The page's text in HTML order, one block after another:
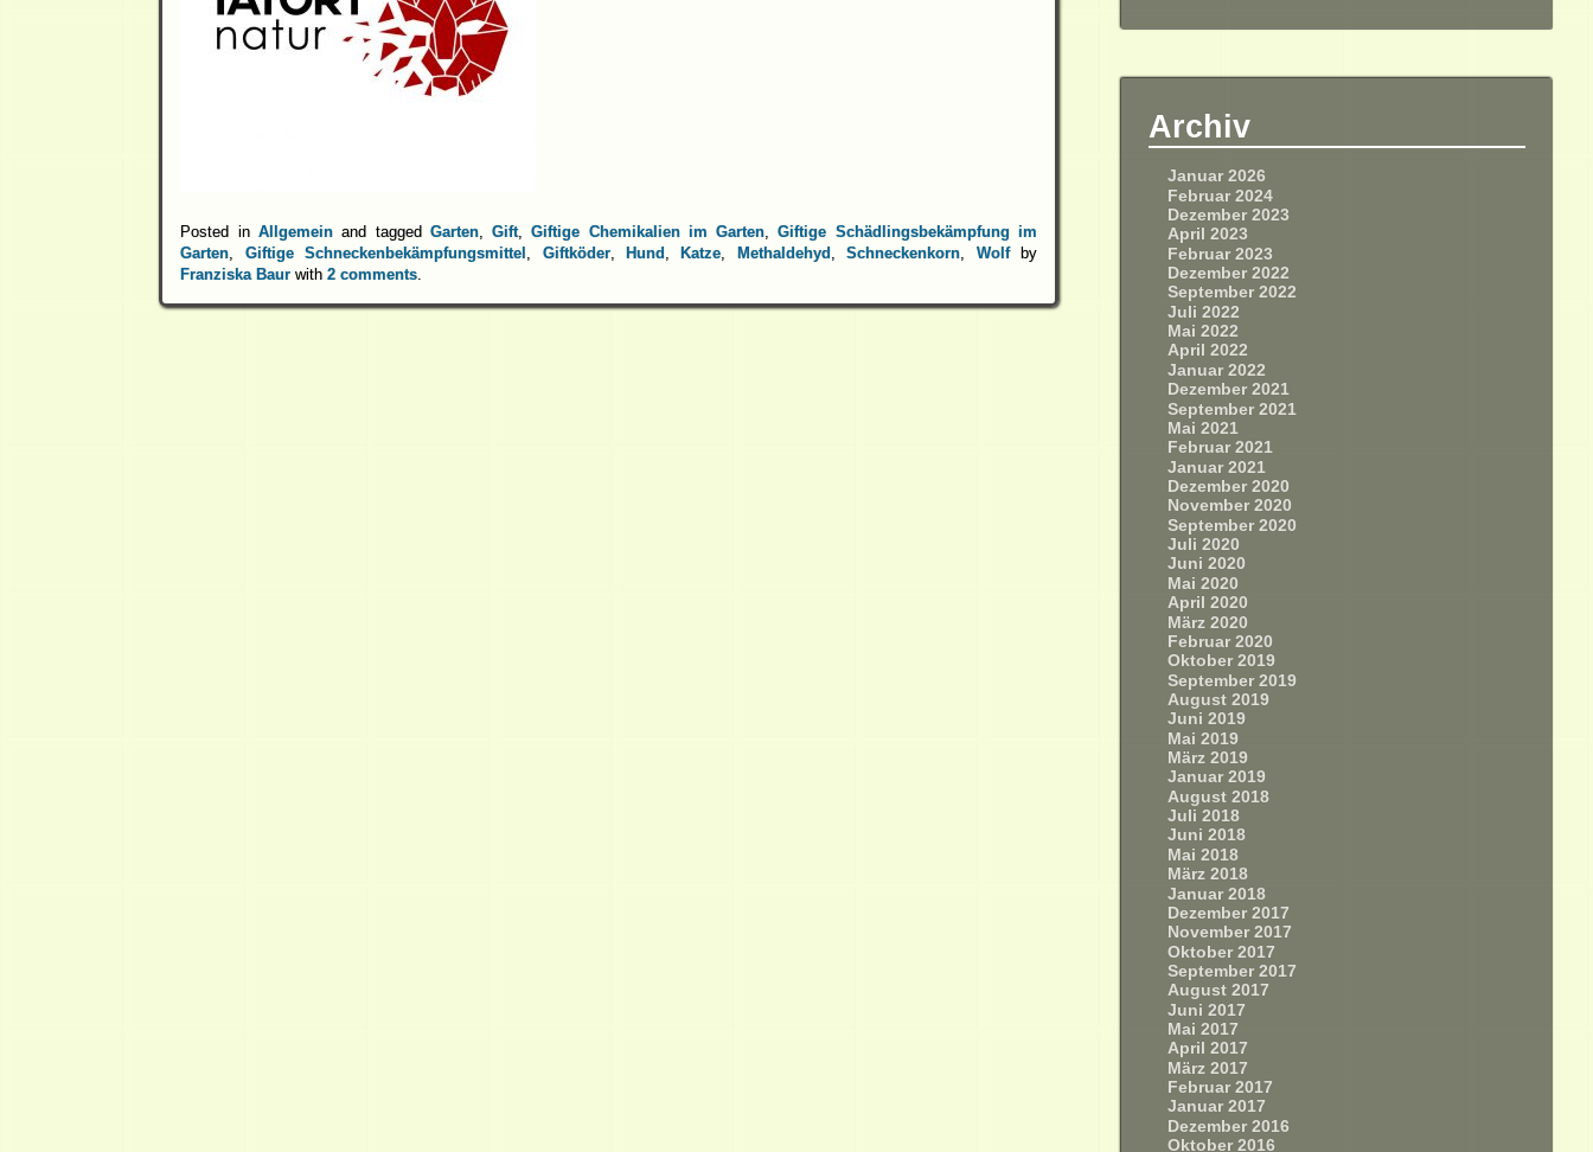
Posted in Allgemeinand tagged Garten,Gift,Giftige Chemikalien im Garten,Giftige Schädlingsbekämpfung im
Garten, Giftige Schneckenbekämpfungsmittel , Giftköder, Hund , Katze, Methaldehyd ,Schneckenkorn, Wolfby
Franziska Baur with2 comments.
Archiv
Januar 2026
Februar 2024
Dezember 2023
April 2023
Februar 2023
Dezember 2022
September 2022
Juli 2022
Mai 2022
April 2022
Januar 2022
Dezember 2021
September 2021
Mai 2021
Februar 2021
Januar 2021
Dezember 2020
November 2020
September 2020
Juli 2020
Juni 2020
Mai 2020
April 2020
März 2020
Februar 2020
Oktober 2019
September 2019
August 2019
Juni 2019
Mai 2019
März 2019
Januar 2019
August 2018
Juli 2018
Juni 2018
Mai 2018
März 2018
Januar 2018
Dezember 2017
November 2017
Oktober 2017
September 2017
August 2017
Juni 2017
Mai 2017
April 2017
März 2017
Februar 2017
Januar 2017
Dezember 2016
Oktober 2016